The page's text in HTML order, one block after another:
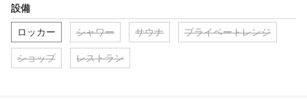
設備
ロッカー シャワー サウナ プライベートレンジ
ショップ レストラン